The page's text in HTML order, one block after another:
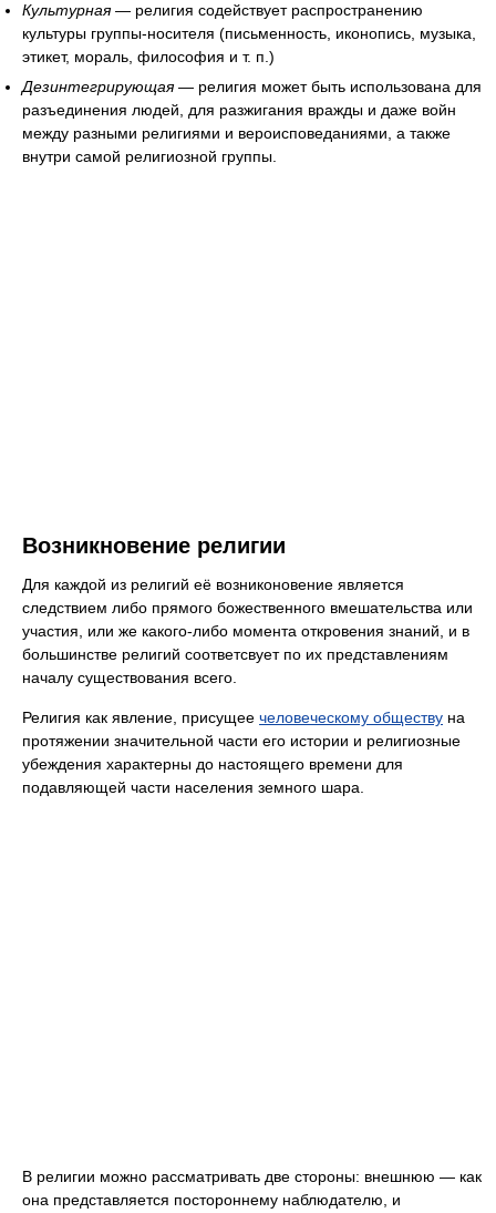
Культурная— религия содействует распространению
культуры группы-носителя (письменность, иконопись, музыка,
этикет, мораль, философия и т. п.)
Дезинтегрирующая— религия может быть использована для
разъединения людей, для разжигания вражды и даже войн
между разными религиями и вероисповеданиями, а также
внутри самой религиозной группы.
Возникновение религии
Для каждой из религий её возниконовение является
следствием либо прямого божественного вмешательства или
участия, или же какого-либо момента откровения знаний, и в
большинстве религий соответсвует по их представлениям
началу существования всего.
Религия как явление, присущее человеческому обществу на
протяжении значительной части его истории и религиозные
убеждения характерны до настоящего времени для
подавляющей части населения земного шара.
В религии можно рассматривать две стороны: внешнюю — как
она представляется постороннему наблюдателю, и